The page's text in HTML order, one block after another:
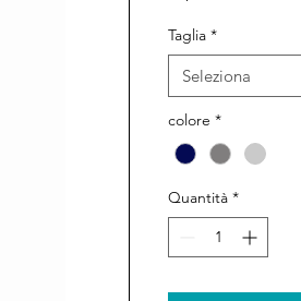
Taglia *
Seleziona
colore *
Quantità *